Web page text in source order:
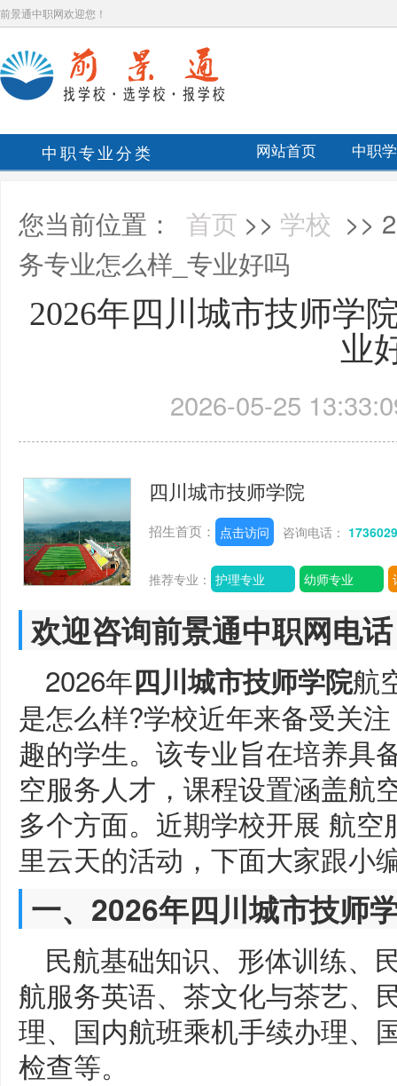
前景通中职网欢迎您！
中职专业分类 网站首页 中职
您当前位置： 首页 >> 学校 >>
务专业怎么样_专业好吗
2026年四川城市技师学
业
2026-05-25
四川城市技师学院
招生首页： 点击访问 咨询电话：
推荐专业： 护理专业 幼师专业
欢迎咨询前景通中职网电
2026年四川城市技师学院航
是怎么样?学校近年来备受关
趣的学生。该专业旨在培养具
空服务人才，课程设置涵盖航
多个方面。近期学校开展 航
里云天的活动，下面大家跟小
一、2026年四川城市技师
民航基础知识、形体训练、
航服务英语、茶文化与茶艺、
理、国内航班乘机手续办理、
检查等。